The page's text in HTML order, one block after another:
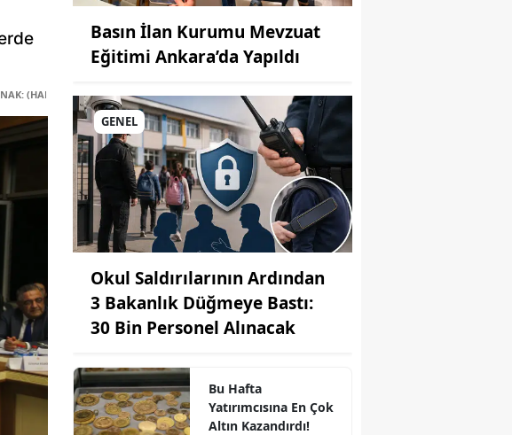
(HABER MERKEZİ) MUHABİR: Elife Karaarslan
Basın İlan Kurumu Mevzuat
Eğitimi Ankara’da Yapıldı
GENEL
Okul Saldırılarının Ardından
3 Bakanlık Düğmeye Bastı:
30 Bin Personel Alınacak
Bu Hafta
Yatırımcısına En Çok
Altın Kazandırdı!